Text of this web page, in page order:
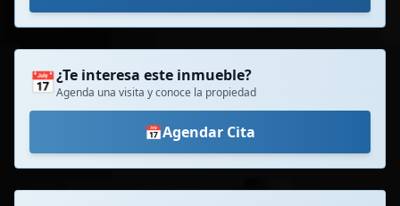
📅¿Te interesa este inmueble?
Agenda una visita y conoce la propiedad
📅Agendar Cita